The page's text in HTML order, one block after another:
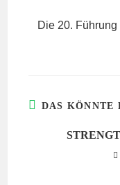
Die 20.
DAS KÖNNTE